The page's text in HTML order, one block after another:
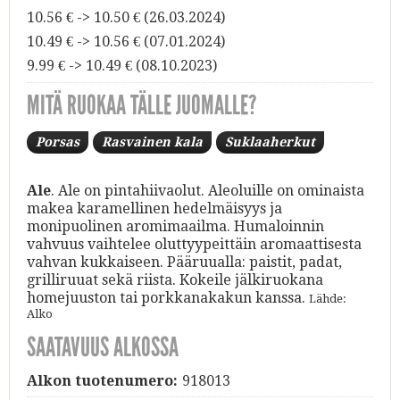
10.56 € -> 10.50 € (26.03.2024)
10.49 € -> 10.56 € (07.01.2024)
9.99 € -> 10.49 € (08.10.2023)
MITÄ RUOKAA TÄLLE JUOMALLE?
Porsas Rasvainen kala Suklaaherkut
Ale. Ale on pintahiivaolut. Aleoluille on ominaista
makea karamellinen hedelmäisyys ja
monipuolinen aromimaailma. Humaloinnin
vahvuus vaihtelee oluttyypeittäin aromaattisesta
vahvan kukkaiseen. Pääruualla: paistit, padat,
grilliruuat sekä riista. Kokeile jälkiruokana
homejuuston tai porkkanakakun kanssa. Lähde:
Alko
SAATAVUUS ALKOSSA
Alkon tuotenumero: 918013